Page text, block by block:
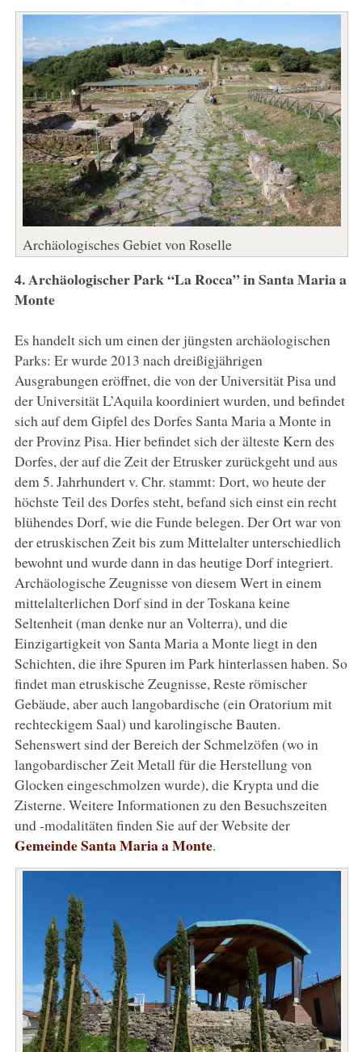
Archäologisches Gebiet von Roselle
4. Archäologischer Park “La Rocca” in Santa Maria a
Monte
Es handelt sich um einen der jüngsten archäologischen
Parks: Er wurde 2013 nach dreißigjährigen
Ausgrabungen eröffnet, die von der Universität Pisa und
der Universität L’Aquila koordiniert wurden, und befindet
sich auf dem Gipfel des Dorfes Santa Maria a Monte in
der Provinz Pisa. Hier befindet sich der älteste Kern des
Dorfes, der auf die Zeit der Etrusker zurückgeht und aus
dem 5. Jahrhundert v. Chr. stammt: Dort, wo heute der
höchste Teil des Dorfes steht, befand sich einst ein recht
blühendes Dorf, wie die Funde belegen. Der Ort war von
der etruskischen Zeit bis zum Mittelalter unterschiedlich
bewohnt und wurde dann in das heutige Dorf integriert.
Archäologische Zeugnisse von diesem Wert in einem
mittelalterlichen Dorf sind in der Toskana keine
Seltenheit (man denke nur an Volterra), und die
Einzigartigkeit von Santa Maria a Monte liegt in den
Schichten, die ihre Spuren im Park hinterlassen haben. So
findet man etruskische Zeugnisse, Reste römischer
Gebäude, aber auch langobardische (ein Oratorium mit
rechteckigem Saal) und karolingische Bauten.
Sehenswert sind der Bereich der Schmelzöfen (wo in
langobardischer Zeit Metall für die Herstellung von
Glocken eingeschmolzen wurde), die Krypta und die
Zisterne. Weitere Informationen zu den Besuchszeiten
und -modalitäten finden Sie auf der Website der
Gemeinde Santa Maria a Monte.